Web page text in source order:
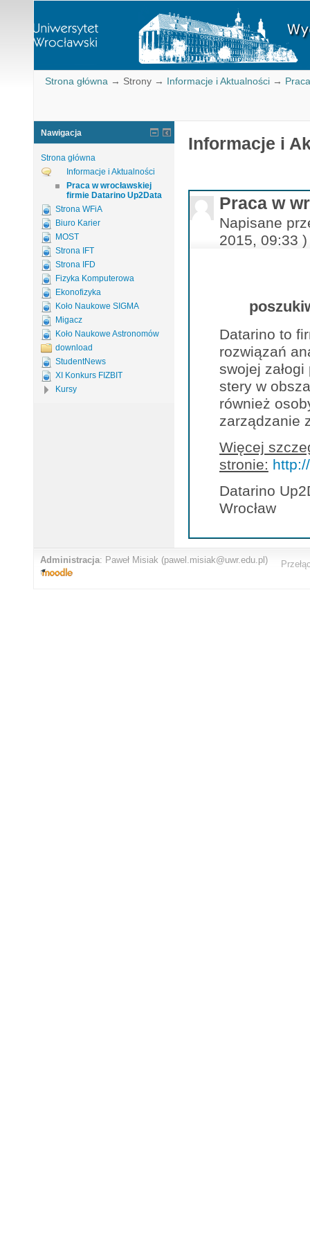
Strona główna → Strony → Informacje i Aktualności →
Informacje i
Praca w
Napisane
2015, 09:33 )
Datarino to
rozwiązań
swojej
stery w
również
zarządzanie
Więcej
stronie:
Datarino
Wrocław
Nawigacja
Strona główna
Informacje i Aktualności
Praca w wrocławskiej
firmie Datarino Up2Data
Strona WFiA
Biuro Karier
MOST
Strona IFT
Strona IFD
Fizyka Komputerowa
Ekonofizyka
Koło Naukowe SIGMA
Migacz
Koło Naukowe Astronomów
download
StudentNews
XI Konkurs FIZBIT
Kursy
Administracja: Paweł Misiak (pawel.misiak@uwr.edu.pl)